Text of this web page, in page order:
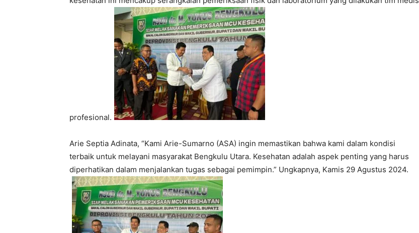
profesional.
Arie Septia Adinata, “Kami Arie-Sumarno (ASA) ingin memastikan bahwa kami dalam kondisi
terbaik untuk melayani masyarakat Bengkulu Utara. Kesehatan adalah aspek penting yang harus
diperhatikan dalam menjalankan tugas sebagai pemimpin.” Ungkapnya, Kamis 29 Agustus 2024.